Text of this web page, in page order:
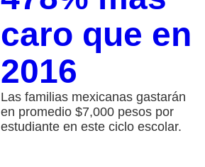
caro que en
2016
Las familias mexicanas gastarán
en promedio $7,000 pesos por
estudiante en este ciclo escolar.